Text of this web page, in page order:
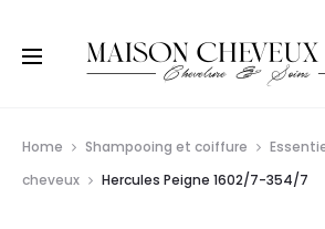
Home Shampooing et coiffure
cheveux
Hercules Peigne 1602/7-354/7